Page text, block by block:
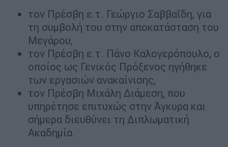
τον Πρέσβη ε.τ. Γεώργιο Σαββαΐδη, για
τη συμβολή του στην αποκατάσταση του
Μεγάρου,
τον Πρέσβη ε.τ. Πάνο Καλογερόπουλο, ο
οποίος ως Γενικός Πρόξενος ηγήθηκε
των εργασιών ανακαίνισης,
τον Πρέσβη Μιχάλη Διάμεση, που
υπηρέτησε επιτυχώς στην Άγκυρα και
σήμερα διευθύνει τη Διπλωματική
Ακαδημία.